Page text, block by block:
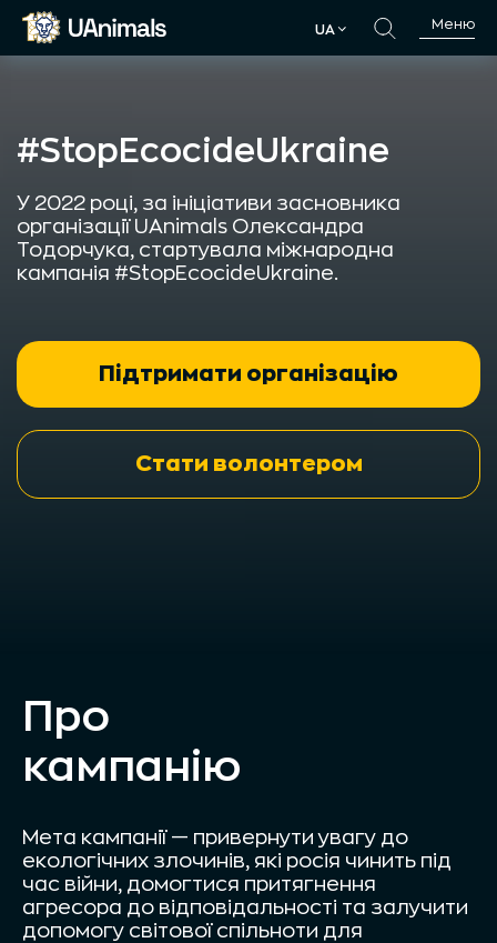
Skip
UA
Меню
#StopEcocideUkraine
У 2022 році, за ініціативи засновника
організації UAnimals Олександра
Тодорчука, стартувала міжнародна
кампанія #StopEcocideUkraine.
Підтримати організацію
Стати волонтером
Про
кампанію
Мета кампанії — привернути увагу до
екологічних злочинів, які росія чинить під
час війни, домогтися притягнення
агресора до відповідальності та залучити
допомогу світової спільноти для